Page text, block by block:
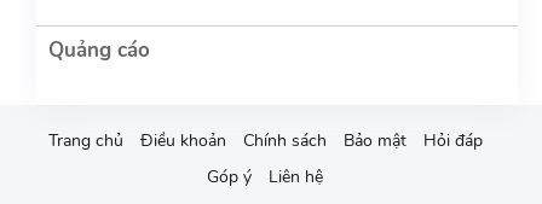
Trang chủ Điều khoản Chính sách Bảo mật
Hỏi đáp
Góp ý
Liên hệ